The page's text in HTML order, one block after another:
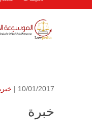
10/01/2017 |
خبرة